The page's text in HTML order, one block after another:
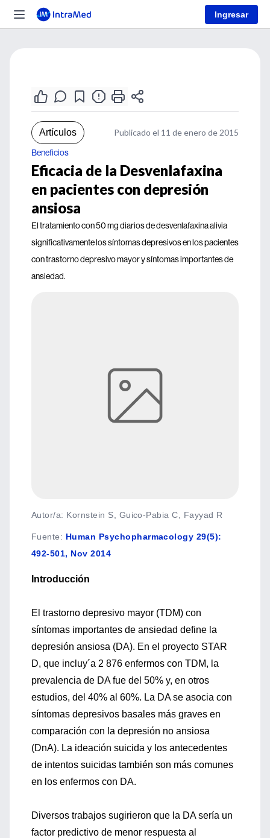
Ingresar
Artículos Publicado el 11 de enero de 2015
Beneficios
Eficacia de la Desvenlafaxina
en pacientes con depresión
ansiosa
El tratamiento con 50 mg diarios de desvenlafaxina alivia
significativamente los síntomas depresivos en los pacientes
con trastorno depresivo mayor y síntomas importantes de
ansiedad.
Autor/a: Kornstein S, Guico-Pabia C, Fayyad R
Fuente: Human Psychopharmacology 29(5):
492-501, Nov 2014
Introducción
El trastorno depresivo mayor (TDM) con
síntomas importantes de ansiedad define la
depresión ansiosa (DA). En el proyecto STAR
D, que incluy´a 2 876 enfermos con TDM, la
prevalencia de DA fue del 50% y, en otros
estudios, del 40% al 60%. La DA se asocia con
síntomas depresivos basales más graves en
comparación con la depresión no ansiosa
(DnA). La ideación suicida y los antecedentes
de intentos suicidas también son más comunes
en los enfermos con DA.
Diversos trabajos sugirieron que la DA sería un
factor predictivo de menor respuesta al